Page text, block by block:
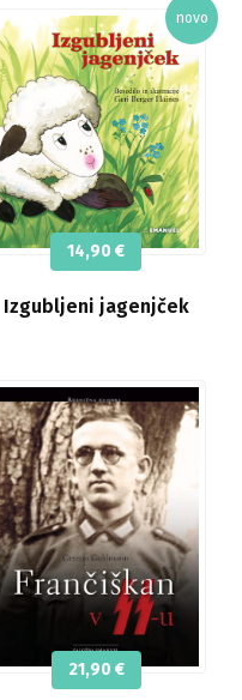
Izgubljeni jagenjček
14,90 €
21,90 €